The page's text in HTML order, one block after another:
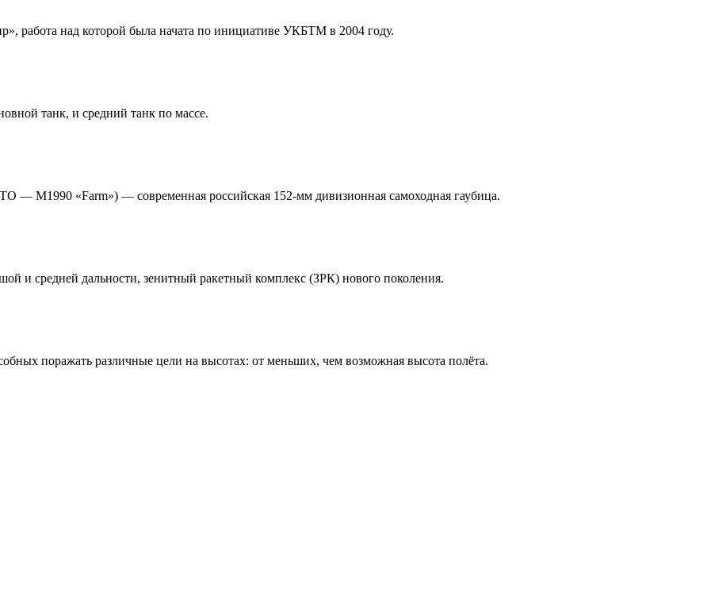
над которой была начата по инициативе УКБТМ в 2004 году.
танк, и средний танк по массе.
M1990 «Farm») — современная российская 152-мм дивизионная самоходная гаубица.
и средней дальности, зенитный ракетный комплекс (ЗРК) нового поколения.
поражать различные цели на высотах: от меньших, чем возможная высота полёта.